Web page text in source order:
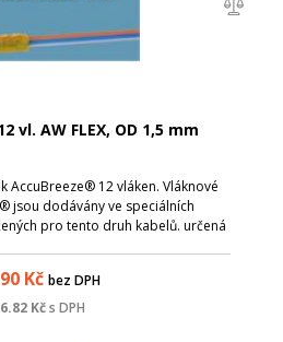
vl. AW FLEX, OD 1,5 mm
AccuBreeze® 12 vláken. Vláknové
jsou dodávány ve speciálních
pro tento druh kabelů. určená
Kč bez DPH
Kč s DPH